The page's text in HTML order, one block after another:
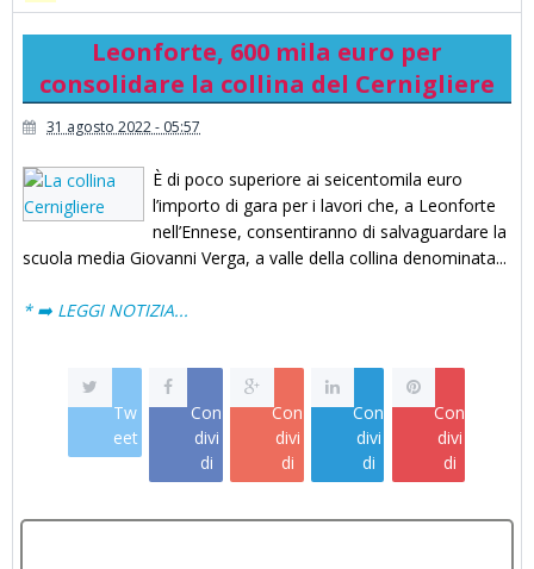
Cernigliere
Leonforte, 600 mila euro per
consolidare la collina del Cernigliere
31 agosto 2022 - 05:57
È di poco superiore ai seicentomila euro
l’importo di gara per i lavori che, a Leonforte
nell’Ennese, consentiranno di salvaguardare la
scuola media Giovanni Verga, a valle della collina denominata...
* ➡️ LEGGI NOTIZIA...
Tw
eet
Con
divi
di
Con
divi
di
Con
divi
di
Con
divi
di